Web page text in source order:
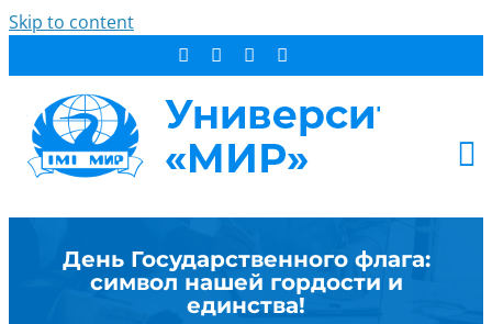
Skip to content
СТУДЕНТУ
ДОПОБРАЗОВАНИЕ
День Государственного флага:
символ нашей гордости и
единства!